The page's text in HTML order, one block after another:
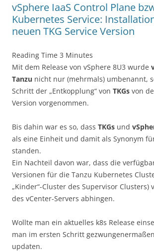
vSphere IaaS Control Plane
Kubernetes Service:
neuen TKG Service Version
Reading Time 3 Minutes
Mit dem Release von vSphere 8U3 wurde
Tanzu nicht nur (mehrmals) umbenannt,
Schritt der „Entkopplung“ von TKGs von
Version vorgenommen.
Bis dahin war es so, dass TKGs und
als eine Einheit und damit als Synonym
standen.
Ein Nachteil davon war, dass die
Versionen für die Tanzu Kubernetes
„Kinder“-Cluster des Supervisor Clusters)
des vCenter-Servers abhingen.
Wollte man ein aktuelles k8s Release
man im ersten Schritt
updaten.